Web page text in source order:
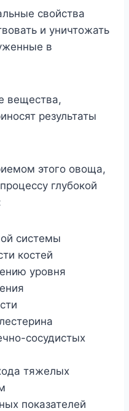
свойства
и уничтожать
в
вещества,
результаты
этого овоща,
глубокой
системы
костей
уровня
сосудистых
тяжелых
показателей